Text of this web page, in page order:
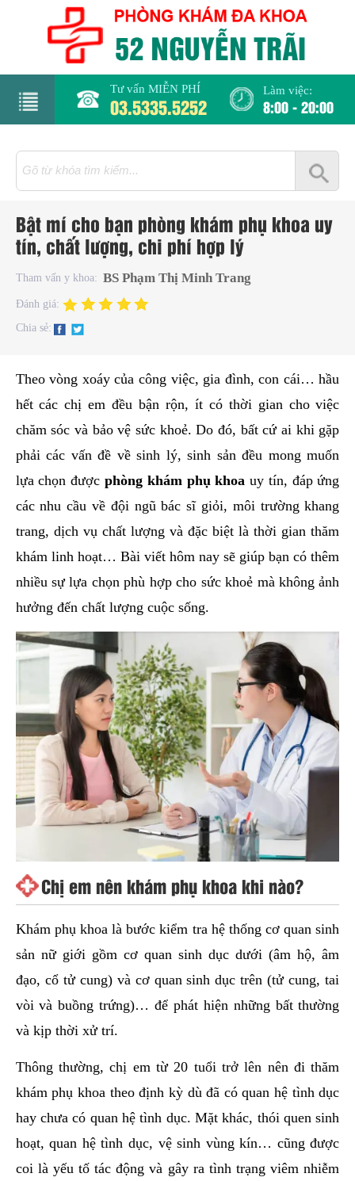
Tư vấn MIỄN PHÍ
03.5335.5252
Làm việc:
8:00 - 20:00
Bật mí cho bạn phòng khám phụ khoa uy
tín, chất lượng, chi phí hợp lý
Tham vấn y khoa: BS Phạm Thị Minh Trang
Đánh giá:
Chia sẻ:
Theo vòng xoáy của công việc, gia đình, con cái… hầu
hết các chị em đều bận rộn, ít có thời gian cho việc
chăm sóc và bảo vệ sức khoẻ. Do đó, bất cứ ai khi gặp
phải các vấn đề về sinh lý, sinh sản đều mong muốn
lựa chọn được phòng khám phụ khoa uy tín, đáp ứng
các nhu cầu về đội ngũ bác sĩ giỏi, môi trường khang
trang, dịch vụ chất lượng và đặc biệt là thời gian thăm
khám linh hoạt… Bài viết hôm nay sẽ giúp bạn có thêm
nhiều sự lựa chọn phù hợp cho sức khoẻ mà không ảnh
hưởng đến chất lượng cuộc sống.
Chị em nên khám phụ khoa khi nào?
Khám phụ khoa là bước kiểm tra hệ thống cơ quan sinh
sản nữ giới gồm cơ quan sinh dục dưới (âm hộ, âm
đạo, cổ tử cung) và cơ quan sinh dục trên (tử cung, tai
vòi và buồng trứng)… để phát hiện những bất thường
và kịp thời xử trí.
Thông thường, chị em từ 20 tuổi trở lên nên đi thăm
khám phụ khoa theo định kỳ dù đã có quan hệ tình dục
hay chưa có quan hệ tình dục. Mặt khác, thói quen sinh
hoạt, quan hệ tình dục, vệ sinh vùng kín… cũng được
coi là yếu tố tác động và gây ra tình trạng viêm nhiễm